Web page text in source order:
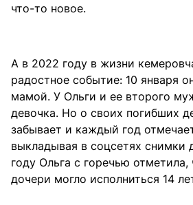
что-то новое.
А в 2022 году в жизни
радостное событие: 10 января
мамой. У Ольги и ее второго
девочка. Но о своих погибших
забывает и каждый год
выкладывая в соцсетях снимки
году Ольга с горечью
дочери могло исполниться 14